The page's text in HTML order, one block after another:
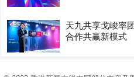
天九共享戈峻率
合作共赢新模式